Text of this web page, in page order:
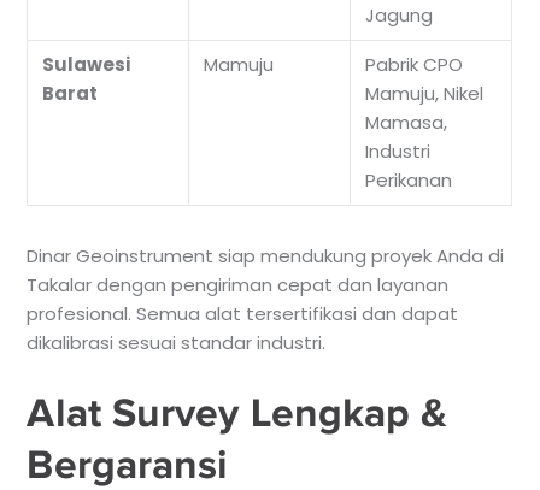
Jagung
Sulawesi
Barat
Mamuju
Pabrik CPO
Mamuju, Nikel
Mamasa,
Industri
Perikanan
Dinar Geoinstrument siap mendukung proyek Anda di
Takalar dengan pengiriman cepat dan layanan
profesional. Semua alat tersertifikasi dan dapat
dikalibrasi sesuai standar industri.
Alat Survey Lengkap &
Bergaransi